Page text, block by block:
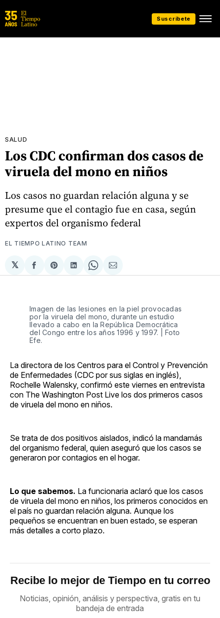
Suscríbete
SALUD
Los CDC confirman dos casos de
viruela del mono en niños
Los casos no guardan relación alguna y se
presume que el contagio fue en casa, según
expertos del organismo federal
EL TIEMPO LATINO TEAM
𝕏
Compartir
en
Share
on
Compartir
en
Share
on
Compartir
via
Imagen de las lesiones en la piel provocadas
por la viruela del mono, durante un estudio
llevado a cabo en la República Democrática
del Congo entre los años 1996 y 1997. | Foto
Efe.
La directora de los Centros para el Control y Prevención
de Enfermedades (CDC por sus siglas en inglés),
Rochelle Walensky, confirmó este viernes en entrevista
con The Washington Post Live los dos primeros casos
de viruela del mono en niños.
Se trata de dos positivos aislados, indicó la mandamás
del organismo federal, quien aseguró que los casos se
generaron por contagios en el hogar.
Lo que sabemos. La funcionaria aclaró que los casos
de viruela del mono en niños, los primeros conocidos en
el país no guardan relación alguna. Aunque los
pequeños se encuentran en buen estado, se esperan
más detalles a corto plazo.
Recibe lo mejor de Tiempo en tu correo
Noticias, opinión, análisis y perspectiva, gratis en tu
bandeja de entrada